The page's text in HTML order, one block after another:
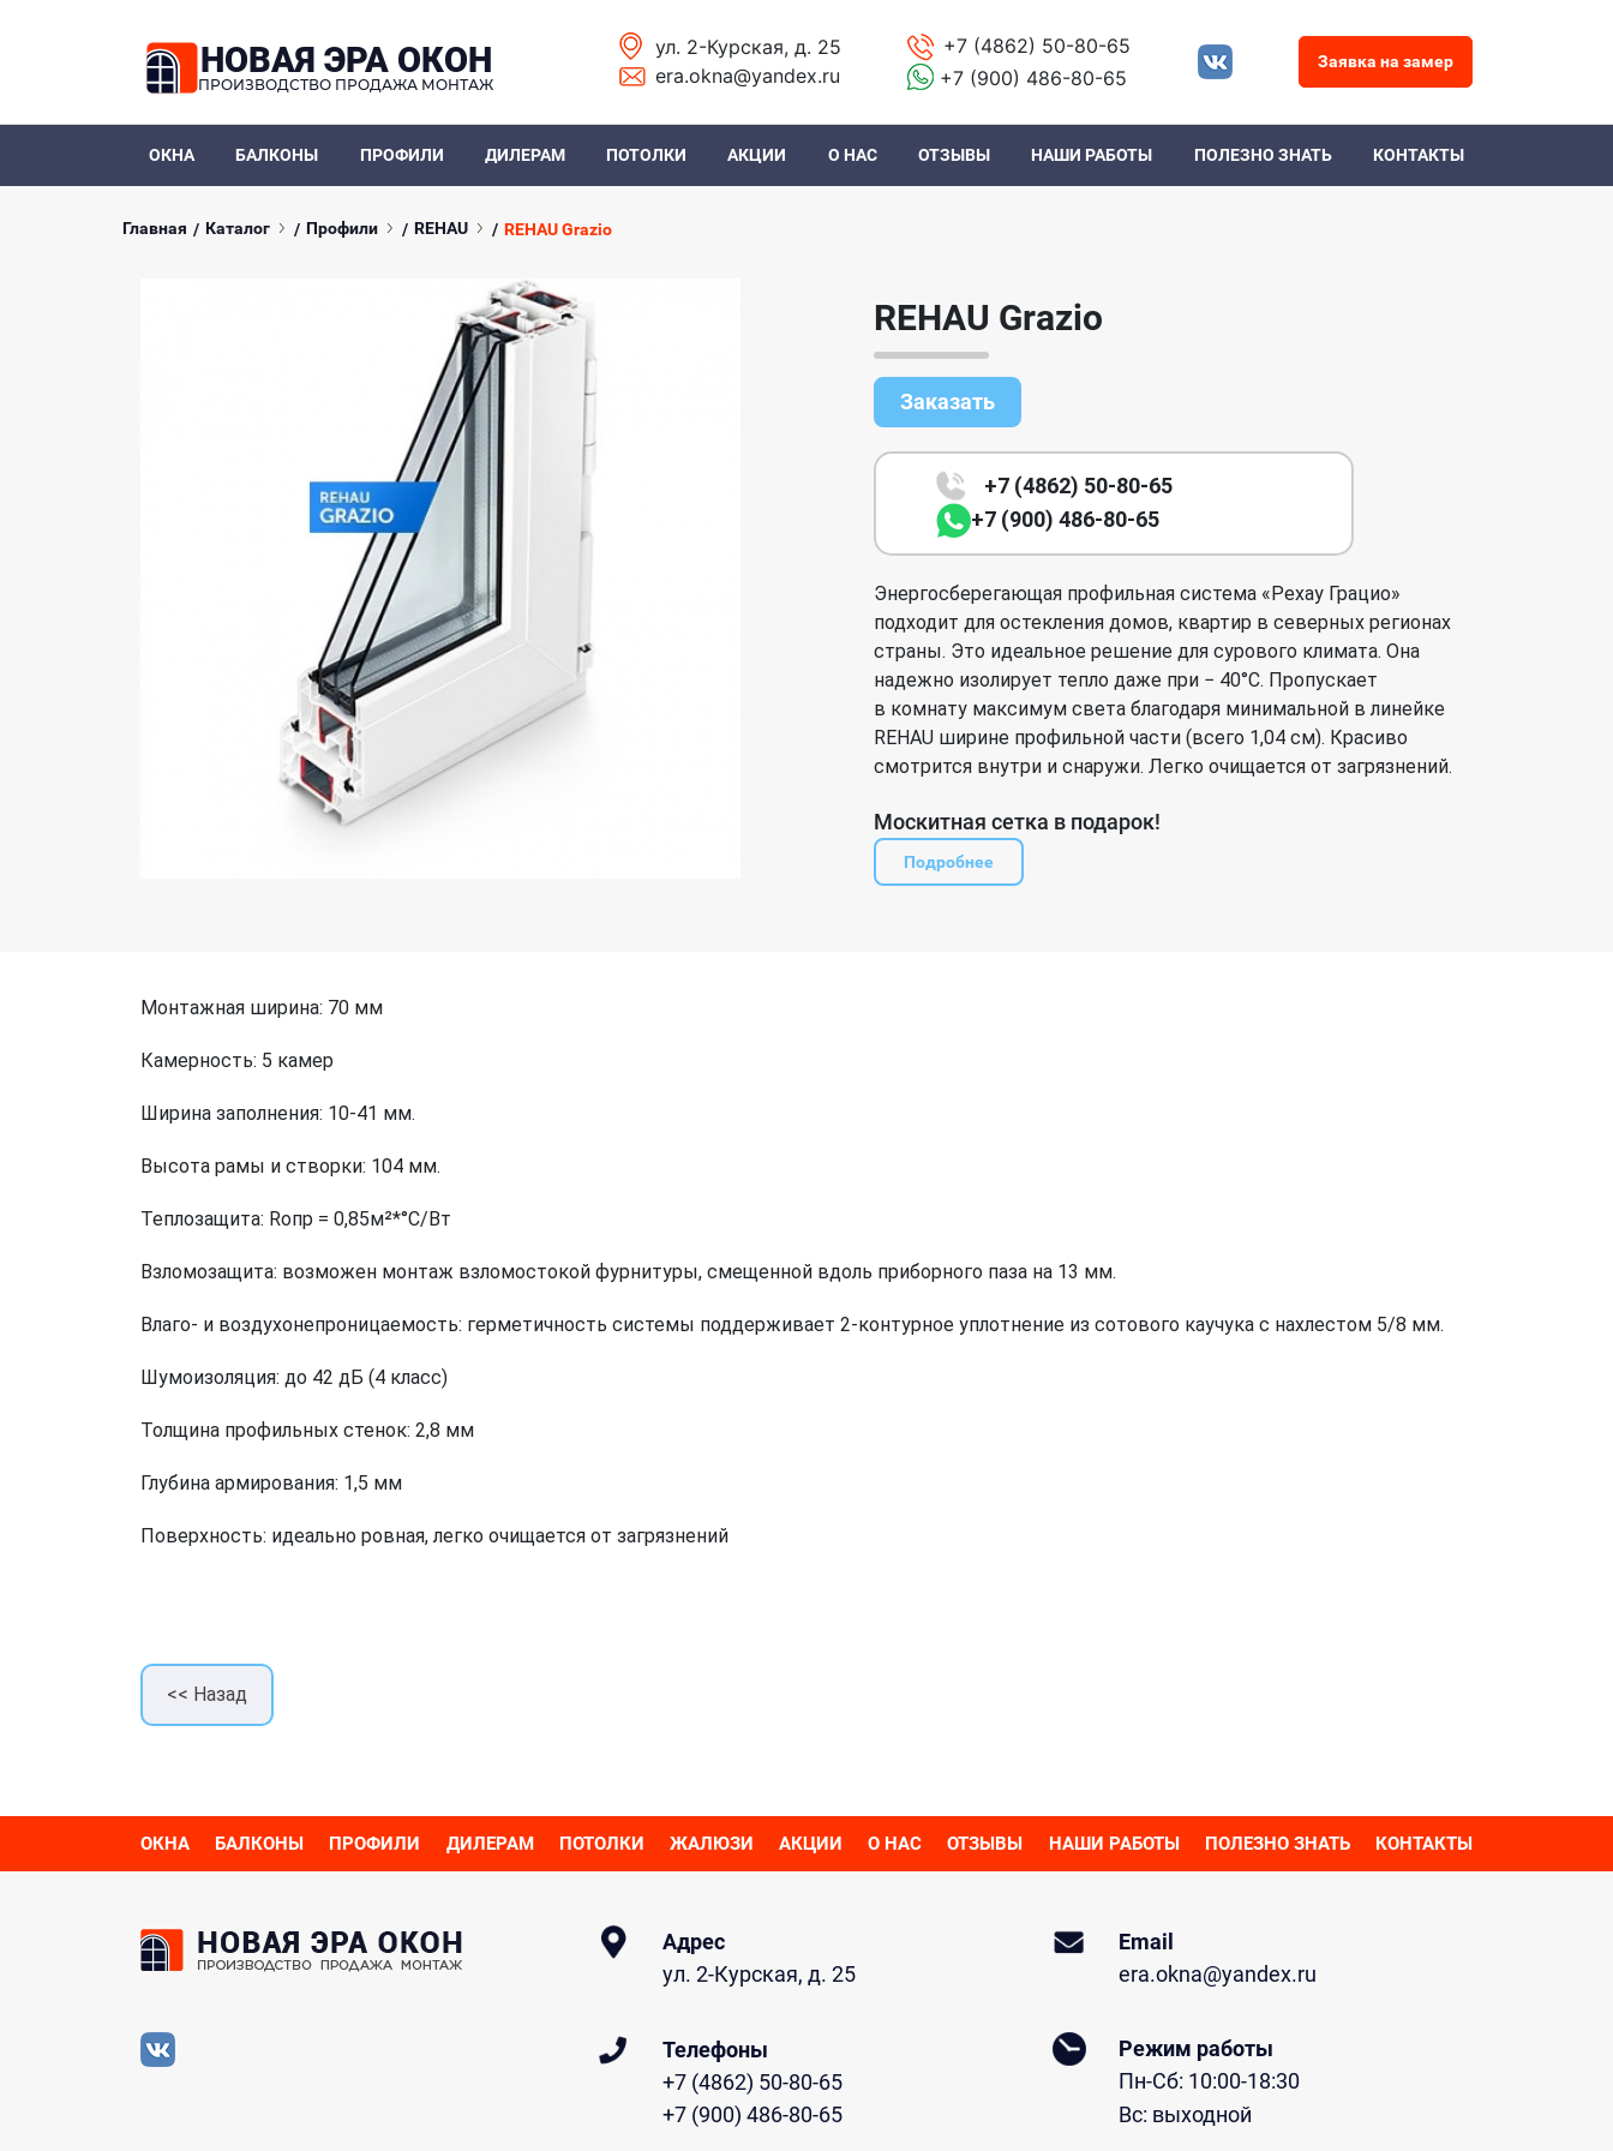
НОВАЯ ЭРА ОКОН
ПРОИЗВОДСТВО ПРОДАЖА МОНТАЖ
ул. 2-Курская, д. 25
era.okna@yandex.ru
+7 (4862) 50-80-65
+7 (900) 486-80-65
Заявка на замер
ОКНА БАЛКОНЫ ПРОФИЛИ ДИЛЕРАМ ПОТОЛКИ АКЦИИ О НАС ОТЗЫВЫ НАШИ РАБОТЫ ПОЛЕЗНО ЗНАТЬ КОНТАКТЫ
Главная Каталог Профили REHAU REHAU Grazio
REHAU Grazio
Заказать
+7 (4862) 50-80-65
+7 (900) 486-80-65
Энергосберегающая профильная система «Рехау Грацио»
подходит для остекления домов, квартир в северных регионах
страны. Это идеальное решение для сурового климата. Она
надежно изолирует тепло даже при − 40°C. Пропускает
в комнату максимум света благодаря минимальной в линейке
REHAU ширине профильной части (всего 1,04 см). Красиво
смотрится внутри и снаружи. Легко очищается от загрязнений.
Москитная сетка в подарок!
Подробнее
Монтажная ширина: 70 мм
Камерность: 5 камер
Ширина заполнения: 10-41 мм.
Высота рамы и створки: 104 мм.
Теплозащита: Rопр = 0,85м²*°С/Вт
Взломозащита: возможен монтаж взломостокой фурнитуры, смещенной вдоль приборного паза на 13 мм.
Влаго- и воздухонепроницаемость: герметичность системы поддерживает 2-контурное уплотнение из сотового каучука с нахлестом 5/8 мм.
Шумоизоляция: до 42 дБ (4 класс)
Толщина профильных стенок: 2,8 мм
Глубина армирования: 1,5 мм
Поверхность: идеально ровная, легко очищается от загрязнений
<< Назад
ОКНА БАЛКОНЫ ПРОФИЛИ ДИЛЕРАМ ПОТОЛКИ ЖАЛЮЗИ АКЦИИ О НАС ОТЗЫВЫ НАШИ РАБОТЫ ПОЛЕЗНО ЗНАТЬ КОНТАКТЫ
Адрес
ул. 2-Курская, д. 25
Телефоны
+7 (4862) 50-80-65
+7 (900) 486-80-65
Email
era.okna@yandex.ru
Режим работы
Пн-Сб: 10:00-18:30
Вс: выходной